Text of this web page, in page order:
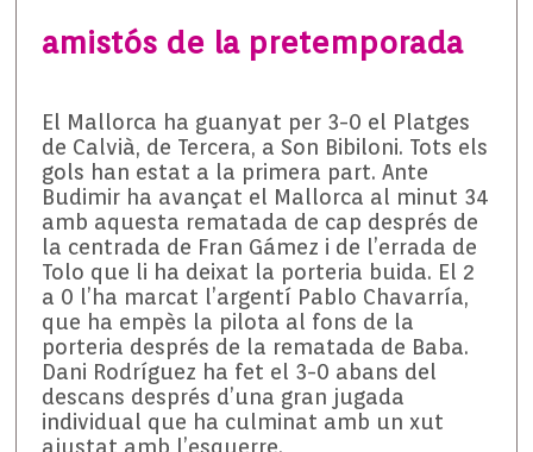
amistós de la pretemporada
El Mallorca ha guanyat per 3-0 el Platges
de Calvià, de Tercera, a Son Bibiloni. Tots els
gols han estat a la primera part. Ante
Budimir ha avançat el Mallorca al minut 34
amb aquesta rematada de cap després de
la centrada de Fran Gámez i de l’errada de
Tolo que li ha deixat la porteria buida. El 2
a 0 l’ha marcat l’argentí Pablo Chavarría,
que ha empès la pilota al fons de la
porteria després de la rematada de Baba.
Dani Rodríguez ha fet el 3-0 abans del
descans després d’una gran jugada
individual que ha culminat amb un xut
ajustat amb l’esquerre.